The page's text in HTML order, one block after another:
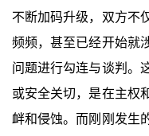
不断加码升级，双方不
频频，甚至已经开始就
问题进行勾连与谈判。
或安全关切，是在主权
衅和侵蚀。而刚刚发生